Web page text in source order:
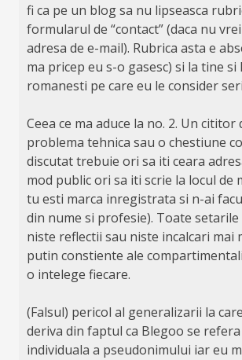
fi ca pe un blog sa nu lipseasca
formularul de “contact” (daca nu
adresa de e-mail). Rubrica asta e
ma pricep eu s-o gasesc) si la tine
romanesti pe care eu le consider
Ceea ce ma aduce la no. 2. Un cititor
problema tehnica sau o chestiune
discutat trebuie ori sa iti ceara
mod public ori sa iti scrie la locul de
tu esti marca inregistrata si n-ai
din nume si profesie). Toate
niste reflectii sau niste incalcari mai
putin constiente ale
o intelege fiecare.
(Falsul) pericol al generalizarii la
deriva din faptul ca Blegoo se
individuala a pseudonimului iar eu